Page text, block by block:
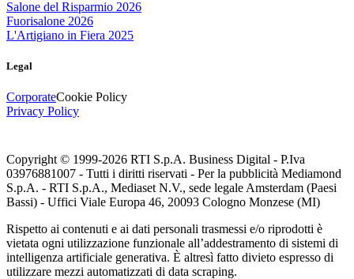
Salone del Risparmio 2026
Fuorisalone 2026
L'Artigiano in Fiera 2025
Legal
CorporateCookie Policy
Privacy Policy
Copyright © 1999-2026 RTI S.p.A. Business Digital - P.Iva
03976881007 - Tutti i diritti riservati - Per la pubblicità Mediamond
S.p.A. - RTI S.p.A., Mediaset N.V., sede legale Amsterdam (Paesi
Bassi) - Uffici Viale Europa 46, 20093 Cologno Monzese (MI)
Rispetto ai contenuti e ai dati personali trasmessi e/o riprodotti è
vietata ogni utilizzazione funzionale all’addestramento di sistemi di
intelligenza artificiale generativa. È altresì fatto divieto espresso di
utilizzare mezzi automatizzati di data scraping.